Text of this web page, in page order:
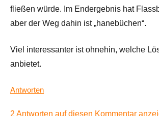
fließen würde. Im Endergebnis hat
aber der Weg dahin ist „hanebüchen“.
Viel interessanter ist ohnehin, welche
anbietet.
Antworten
2 Antworten auf diesen Kommentar